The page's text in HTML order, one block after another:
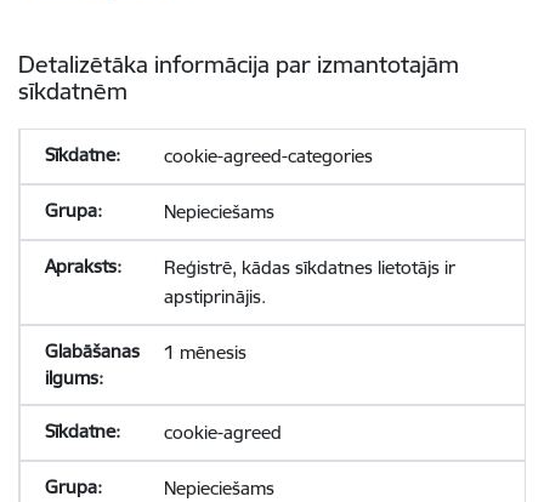
Detalizētāka informācija par izmantotajām
sīkdatnēm
cookie-agreed-categories
Nepieciešams
Reģistrē, kādas sīkdatnes lietotājs ir
apstiprinājis.
1 mēnesis
cookie-agreed
Nepieciešams